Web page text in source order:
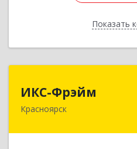
Показать
ИКС-Фрэйм
Красноярск660077,